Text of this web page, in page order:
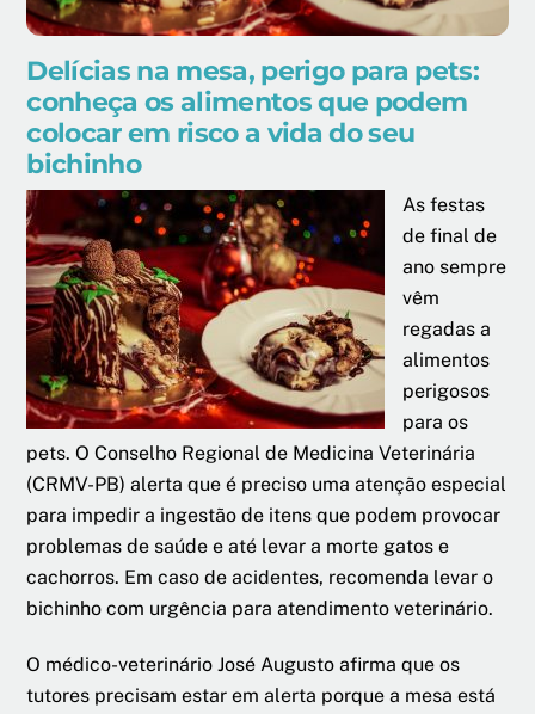
Delícias na mesa, perigo para pets:
conheça os alimentos que podem
colocar em risco a vida do seu
bichinho
As festas
de final de
ano sempre
vêm
regadas a
alimentos
perigosos
para os
pets. O Conselho Regional de Medicina Veterinária
(CRMV-PB) alerta que é preciso uma atenção especial
para impedir a ingestão de itens que podem provocar
problemas de saúde e até levar a morte gatos e
cachorros. Em caso de acidentes, recomenda levar o
bichinho com urgência para atendimento veterinário.
O médico-veterinário José Augusto afirma que os
tutores precisam estar em alerta porque a mesa está